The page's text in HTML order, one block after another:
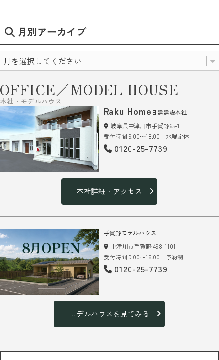
月別アーカイブ
OFFICE／MODEL HOUSE
本社・モデルハウス
Raku Home 日建建設本社
岐阜県中津川市手賀野65-1
受付時間 9:00～18:00 水曜定休
0120-25-7739
本社詳細・アクセス
手賀野モデルハウス
中津川市手賀野 498-1101
受付時間 9:00～18:00 予約制
0120-25-7739
モデルハウスを見てみる